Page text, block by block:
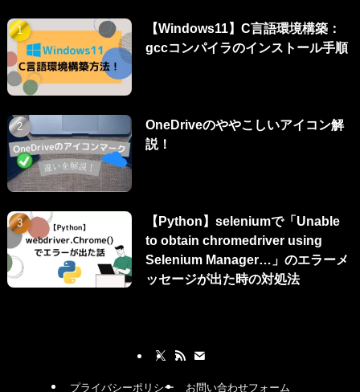
【Windows11】C言語環境構築：
gccコンパイラのインストール手順
OneDriveのややこしいアイコン解
説！
【Python】seleniumで「Unable
to obtain chromedriver using
Selenium Manager…」のエラーメ
ッセージが出た時の対処法
プライバシーポリシー お問い合わせフォーム